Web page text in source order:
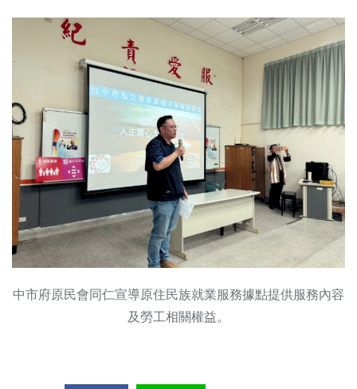
中市府原民會同仁宣導原住民族就業服務據點提供服務內容
及勞工相關權益。